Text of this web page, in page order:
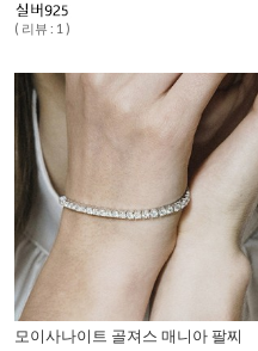
( 리뷰 : 1 )
모이사나이트 골져스 매니아 팔찌